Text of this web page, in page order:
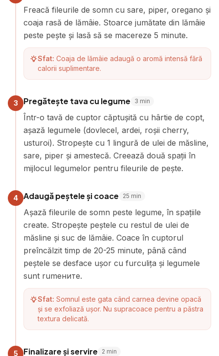
Freacă fileurile de somn cu sare, piper, oregano și
coaja rasă de lămâie. Stoarce jumătate din lămâie
peste pește și lasă să se macereze 5 minute.
Sfat: Coaja de lămâie adaugă o aromă intensă fără
calorii suplimentare.
3 Pregătește tava cu legume 3 min
Într-o tavă de cuptor căptușită cu hârtie de copt,
așază legumele (dovlecel, ardei, roșii cherry,
usturoi). Stropește cu 1 lingură de ulei de măsline,
sare, piper și amestecă. Creează două spații în
mijlocul legumelor pentru fileurile de pește.
4 Adaugă peștele și coace 25 min
Așază fileurile de somn peste legume, în spațiile
create. Stropește peștele cu restul de ulei de
măsline și suc de lămâie. Coace în cuptorul
preîncălzit timp de 20-25 minute, până când
peștele se desface ușor cu furculița și legumele
sunt rumените.
Sfat: Somnul este gata când carnea devine opacă
și se exfoliază ușor. Nu supracoace pentru a păstra
textura delicată.
5 Finalizare și servire 2 min